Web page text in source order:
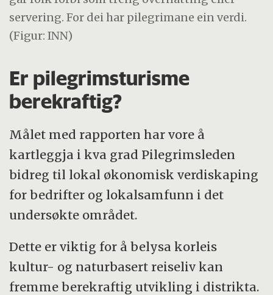
servering. For dei har pilegrimane ein verdi.
(Figur: INN)
Er pilegrimsturisme
berekraftig?
Målet med rapporten har vore å
kartleggja i kva grad Pilegrimsleden
bidreg til lokal økonomisk verdiskaping
for bedrifter og lokalsamfunn i det
undersøkte området.
Dette er viktig for å belysa korleis
kultur- og naturbasert reiseliv kan
fremme berekraftig utvikling i distrikta.